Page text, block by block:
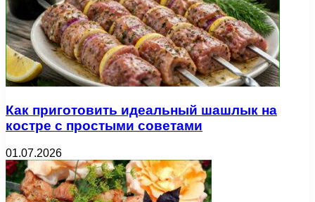
Как приготовить идеальный шашлык на
костре с простыми советами
01.07.2026